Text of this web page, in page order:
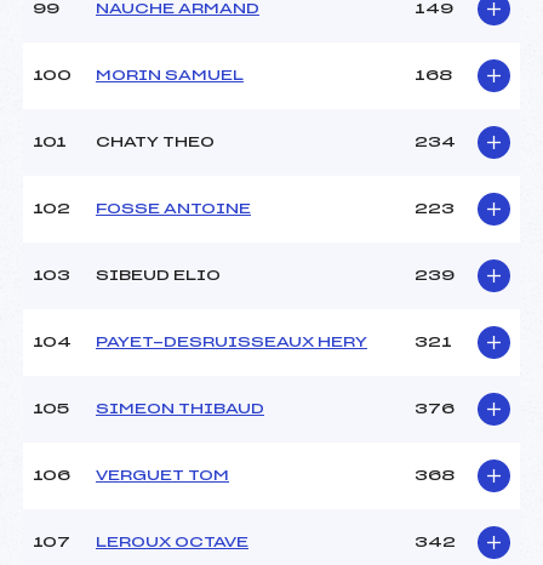
99 NAUCHE ARMAND 149
100 MORIN SAMUEL 168
101 CHATY THEO 234
102 FOSSE ANTOINE 223
103 SIBEUD ELIO 239
104 PAYET-DESRUISSEAUX HERY 321
105 SIMEON THIBAUD 376
106 VERGUET TOM 368
107 LEROUX OCTAVE 342